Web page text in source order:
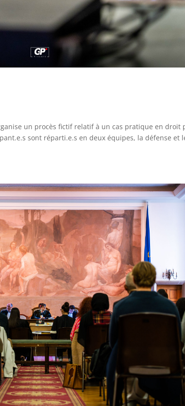
un procès fictif relatif à un cas pratique en droit
sont réparti.e.s en deux équipes, la défense et